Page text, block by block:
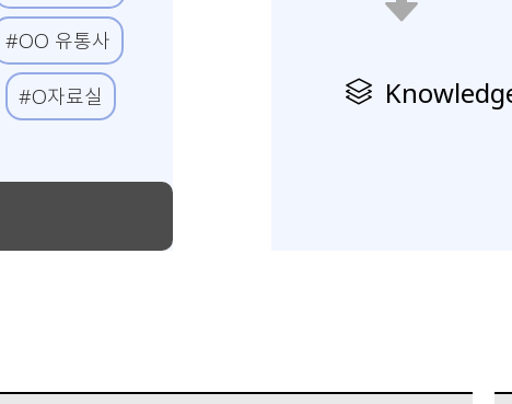
#OO 유통사
#O자료실